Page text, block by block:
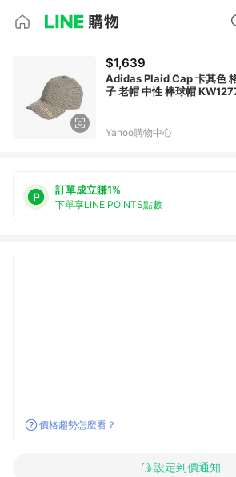
$1,639
Adidas Plaid Cap 卡其色
子 老帽 中性 棒球帽
Yahoo購物中心
訂單成立賺1%
下單享LINE POINTS點數
價格趨勢怎麼看？
設定到價通知